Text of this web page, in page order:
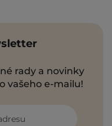
rady a novinky
vašeho e-mailu!